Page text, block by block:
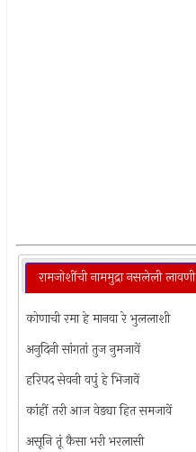
रामजोशींची नाममुद्रा नसलेली लावणी
कोणाची रमा हे मानवा रे भुललाशी
अनुदिनी सांगतां तुज नुमजावें
हरिपद सेवनी वपुं हे भिजावें
कांहीं तरी आज वेड्या हित समजावें
असूनि तूं कैसा भरी भरलासी